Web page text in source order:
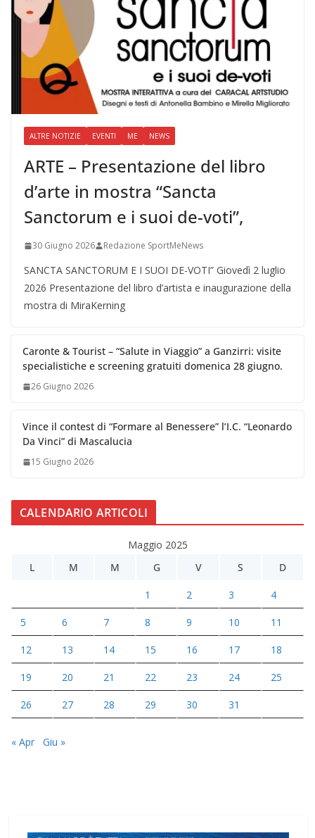
ALTRE NOTIZIE EVENTI ME NEWS
ARTE – Presentazione del libro
d’arte in mostra “Sancta
Sanctorum e i suoi de-voti”,
30 Giugno 2026 Redazione SportMeNews
SANCTA SANCTORUM E I SUOI DE-VOTI” Giovedì 2 luglio
2026 Presentazione del libro d’artista e inaugurazione della
mostra di MiraKerning
Caronte & Tourist – “Salute in Viaggio” a Ganzirri: visite
specialistiche e screening gratuiti domenica 28 giugno.
26 Giugno 2026
Vince il contest di “Formare al Benessere” l’I.C. “Leonardo
Da Vinci” di Mascalucia
15 Giugno 2026
CALENDARIO ARTICOLI
Maggio 2025
L
M M G V S D
1 2 3 4
5 6 7 8 9 10 11
12 13 14 15 16 17 18
19 20 21 22 23 24 25
26 27 28 29 30 31
« Apr Giu »